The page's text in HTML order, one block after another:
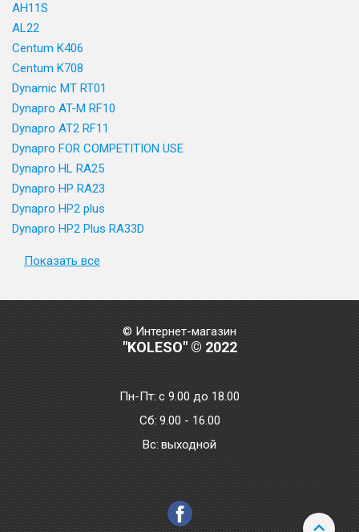
AH11S
AL22
Centum K406
Centum K708
Dynamic MT RT01
Dynapro AT-M RF10
Dynapro AT2 RF11
Dynapro FOR COMPETITION USE
Dynapro HL RA25
Dynapro HP RA23
Dynapro HP2 plus
Dynapro HP2 Plus RA33D
Показать все
© Интернет-магазин
"KOLESO" © 2022
Пн-Пт:с 9.00 до 18.00
Сб: 9.00 - 16.00
Bc: выходной